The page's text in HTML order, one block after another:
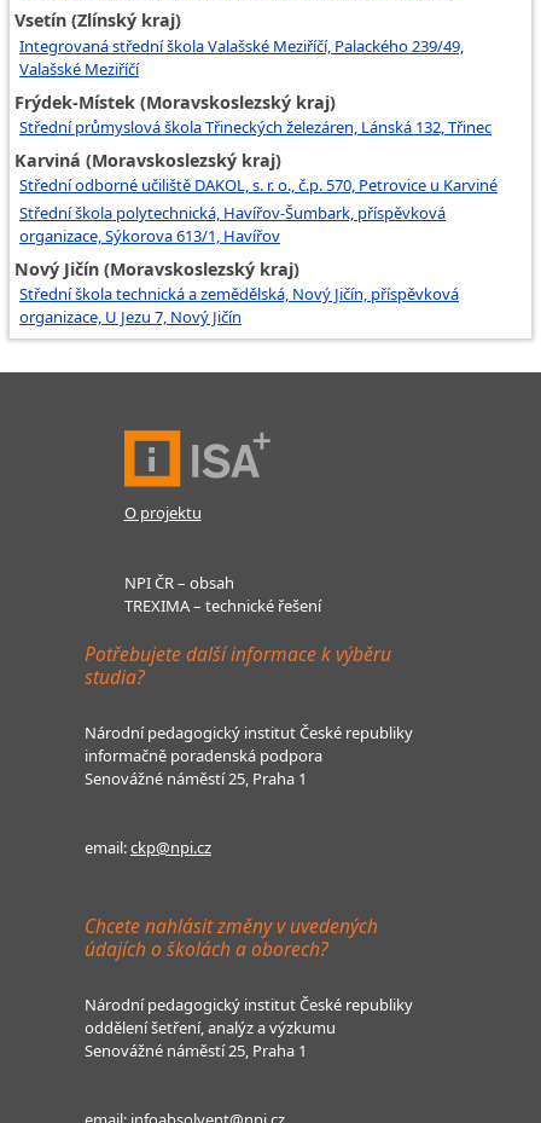
Vsetín (Zlínský kraj)
Integrovaná střední škola Valašské Meziříčí, Palackého 239/49,
Valašské Meziříčí
Frýdek-Místek (Moravskoslezský kraj)
Střední průmyslová škola Třineckých železáren, Lánská 132, Třinec
Karviná (Moravskoslezský kraj)
Střední odborné učiliště DAKOL, s. r. o., č.p. 570, Petrovice u Karviné
Střední škola polytechnická, Havířov-Šumbark, příspěvková
organizace, Sýkorova 613/1, Havířov
Nový Jičín (Moravskoslezský kraj)
Střední škola technická a zemědělská, Nový Jičín, příspěvková
organizace, U Jezu 7, Nový Jičín
O projektu
NPI ČR – obsah
TREXIMA – technické řešení
Potřebujete další informace k výběru
studia?
Národní pedagogický institut České republiky
informačně poradenská podpora
Senovážné náměstí 25, Praha 1
email:ckp@npi.cz
Chcete nahlásit změny v uvedených
údajích o školách a oborech?
Národní pedagogický institut České republiky
oddělení šetření, analýz a výzkumu
Senovážné náměstí 25, Praha 1